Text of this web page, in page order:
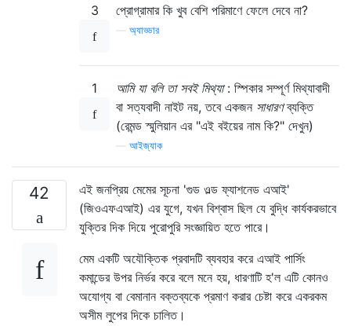
3 প্রোগ্রামার কি খুব বেশি পরিমাণে ফেলে দেবে না?
অ্যাড্ডার
1 আমি যা বলি তা সবই মিথ্যা: স্পিকার সম্পূর্ণ মিথ্যাবাদী
বা সত্যবাদী নাইট নয়, তবে একজন সাধারণব্যক্তি
(রেমন্ড স্মুলিয়ান এর "এই বইয়ের নাম কি?" দেখুন)
আইজ্যাক
42
এই জনপ্রিয় মেমের সূচনা 'গুড ওল্ড ফ্যাশনেড এআই'
(জিওএফএআই) এর যুগে, যখন বিশ্বাস ছিল যে বুদ্ধি কার্যকরভাবে
যুক্তির দিক দিয়ে পুরোপুরি সংজ্ঞায়িত হতে পারে।
মেম একটি অযৌক্তিক প্রবাদটি ব্যবহার করে এআই পার্সিং
কমান্ডের উপর নির্ভর করে বলে মনে হয়, ধারণাটি হ'ল এটি কোনও
অযোগ্য বা বেমানান বক্তব্যকে প্রমাণ করার চেষ্টা করে একরকম
অসীম লুপের দিকে চালিত।